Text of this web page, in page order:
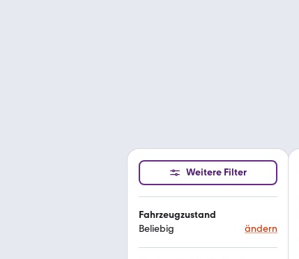
Weitere Filter
Fahrzeugzustand
Beliebig
ändern